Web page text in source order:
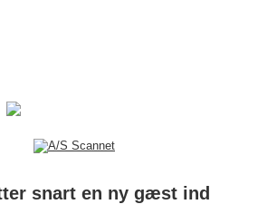
snart en ny gæst ind